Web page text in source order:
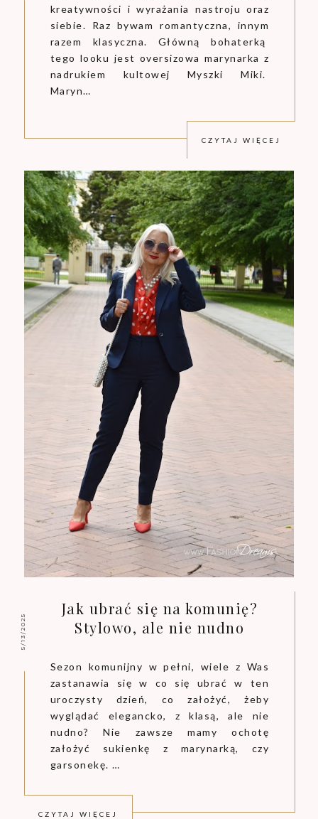
kreatywności i wyrażania nastroju oraz
siebie. Raz bywam romantyczna, innym
razem klasyczna. Główną bohaterką
tego looku jest oversizowa marynarka z
nadrukiem kultowej Myszki Miki.
Maryn…
CZYTAJ WIĘCEJ
5/13/2025
Jak ubrać się na komunię?
Stylowo, ale nie nudno
Sezon komunijny w pełni, wiele z Was
zastanawia się w co się ubrać w ten
uroczysty dzień, co założyć, żeby
wyglądać elegancko, z klasą, ale nie
nudno? Nie zawsze mamy ochotę
założyć sukienkę z marynarką, czy
garsonekę. …
CZYTAJ WIĘCEJ